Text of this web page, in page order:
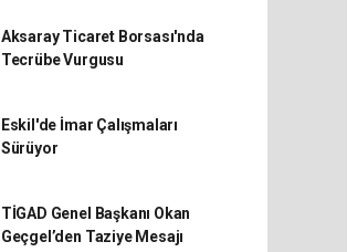
Aksaray Ticaret Borsası'nda
Tecrübe Vurgusu
Eskil'de İmar Çalışmaları
Sürüyor
TİGAD Genel Başkanı Okan
Geçgel’den Taziye Mesajı